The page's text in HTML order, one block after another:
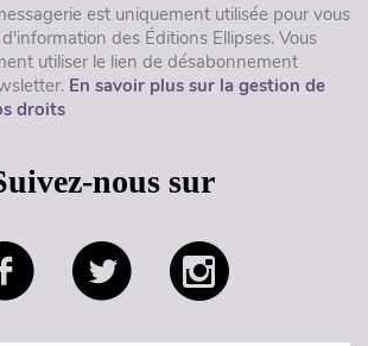
est uniquement utilisée pour vous
des Éditions Ellipses. Vous
utiliser le lien de désabonnement
En savoir plus sur la gestion de
droits
nous sur